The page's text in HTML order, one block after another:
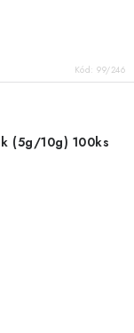
Kód: 99/246
(5g/10g) 100ks